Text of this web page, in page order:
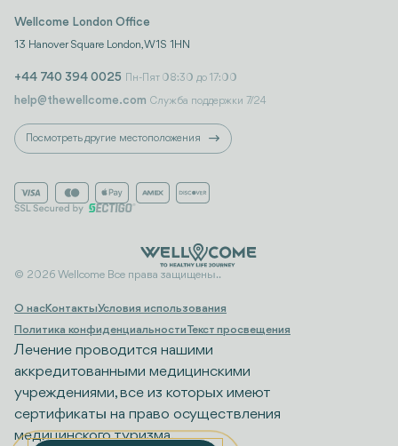
Wellcome London Office
13 Hanover Square London, W1S 1HN
+44 740 394 0025 Пн-Пят 08:30 до 17:00
help@thewellcome.com Служба поддержки 7/24
Посмотреть другие местоположения
© 2026 Wellcome Все права защищены..
О насКонтактыУсловия использования
Политика конфиденциальностиТекст просвещения
Лечение проводится нашими
аккредитованными медицинскими
учреждениями, все из которых имеют
сертификаты на право осуществления
медицинского туризма.